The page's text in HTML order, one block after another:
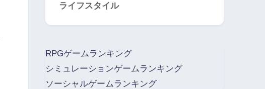
ライフスタイル
RPGゲームランキング
シミュレーションゲームランキング
ソーシャルゲームランキング